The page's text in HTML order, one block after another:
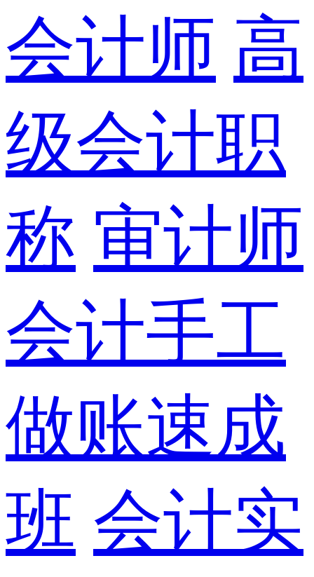
会计师 高
级会计职
称 审计师
会计手工
做账速成
班 会计实